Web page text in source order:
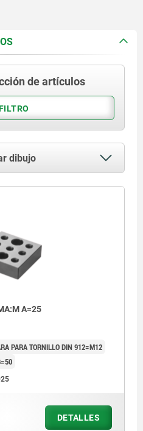
de artículos
dibujo
A=25
PARA TORNILLO DIN 912=M12
DETALLES